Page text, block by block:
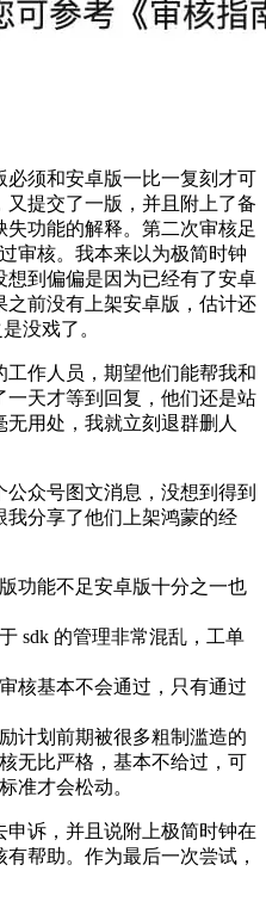
须和安卓版一比一复刻才可
又提交了一版，并且附上了备
功能的解释。第二次审核足
审核。我本来以为极简时钟
到偏偏是因为已经有了安卓
前没有上架安卓版，估计还
没戏了。
作人员，期望他们能帮我和
天才等到回复，他们还是站
用处，我就立刻退群删人
众号图文消息，没想到得到
我分享了他们上架鸿蒙的经
功能不足安卓版十分之一也
sdk 的管理非常混乱，工单
核基本不会通过，只有通过
计划前期被很多粗制滥造的
无比严格，基本不给过，可
准才会松动。
申诉，并且说附上极简时钟在
帮助。作为最后一次尝试，